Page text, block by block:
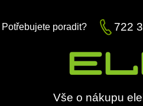
Potřebujete poradit? 722
Vše o nákupu